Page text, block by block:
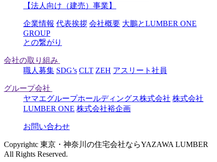
【法人向け（建売）事業】
企業情報 代表挨拶 会社概要 大鵬とLUMBER ONE
GROUP
との繋がり
会社の取り組み
職人募集 SDG’s CLT ZEH アスリート社員
グループ会社
ヤマエグループホールディングス株式会社 株式会社
LUMBER ONE 株式会社裕企画
お問い合わせ
Copyrightc 東京・神奈川の住宅会社ならYAZAWA LUMBER
All Rights Reserved.